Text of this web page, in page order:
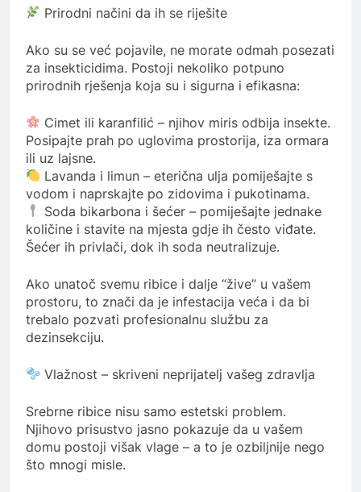
Prirodni načini da ih se riješite
Ako su se već pojavile, ne morate odmah posezati
za insekticidima. Postoji nekoliko potpuno
prirodnih rješenja koja su i sigurna i efikasna:
Cimet ili karanfilić – njihov miris odbija insekte.
Posipajte prah po uglovima prostorija, iza ormara
ili uz lajsne.
Lavanda i limun – eterična ulja pomiješajte s
vodom i naprskajte po zidovima i pukotinama.
Soda bikarbona i šećer – pomiješajte jednake
količine i stavite na mjesta gdje ih često viđate.
Šećer ih privlači, dok ih soda neutralizuje.
Ako unatoč svemu ribice i dalje “žive” u vašem
prostoru, to znači da je infestacija veća i da bi
trebalo pozvati profesionalnu službu za
dezinsekciju.
Vlažnost – skriveni neprijatelj vašeg zdravlja
Srebrne ribice nisu samo estetski problem.
Njihovo prisustvo jasno pokazuje da u vašem
domu postoji višak vlage – a to je ozbiljnije nego
što mnogi misle.